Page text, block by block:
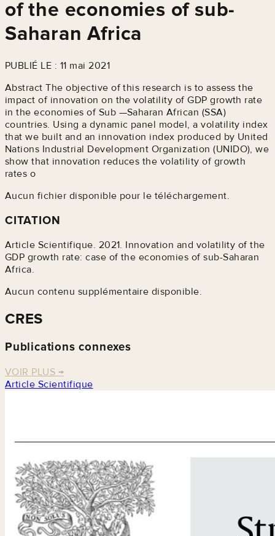
of the economies of sub-
Saharan Africa
PUBLIÉ LE : 11 mai 2021
Abstract The objective of this research is to assess the
impact of innovation on the volatility of GDP growth rate
in the economies of Sub —Saharan African (SSA)
countries. Using a dynamic panel model, a volatility index
that we built and an innovation index produced by United
Nations Industrial Development Organization (UNIDO), we
show that innovation reduces the volatility of growth
rates o
Aucun fichier disponible pour le téléchargement.
CITATION
Article Scientifique. 2021. Innovation and volatility of the
GDP growth rate: case of the economies of sub-Saharan
Africa.
Aucun contenu supplémentaire disponible.
CRES
Publications connexes
VOIR PLUS →
Article Scientifique